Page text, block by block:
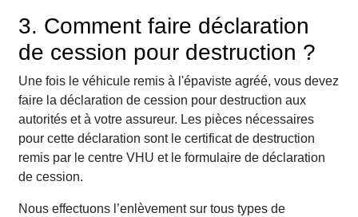
3. Comment faire déclaration
de cession pour destruction ?
Une fois le véhicule remis à l'épaviste agréé, vous devez
faire la déclaration de cession pour destruction aux
autorités et à votre assureur. Les pièces nécessaires
pour cette déclaration sont le certificat de destruction
remis par le centre VHU et le formulaire de déclaration
de cession.
Nous effectuons l’enlèvement sur tous types de